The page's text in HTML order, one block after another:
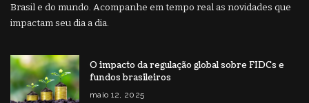
Brasil e do mundo. Acompanhe em tempo real as novidades que
impactam seu dia a dia.
O impacto da regulação global sobre FIDCs e
fundos brasileiros
maio 12, 2025